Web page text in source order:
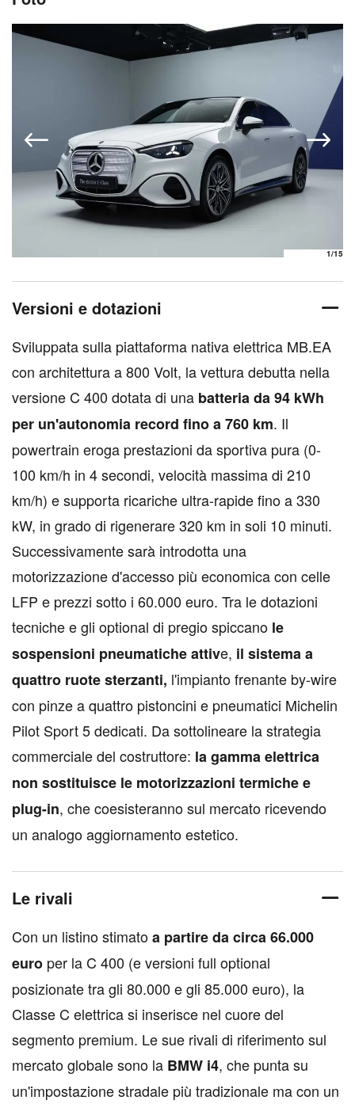
1/15
Versioni e dotazioni
Sviluppata sulla piattaforma nativa elettrica MB.EA
con architettura a 800 Volt, la vettura debutta nella
versione C 400 dotata di una batteria da 94 kWh
per un'autonomia record fino a 760 km. Il
powertrain eroga prestazioni da sportiva pura (0-
100 km/h in 4 secondi, velocità massima di 210
km/h) e supporta ricariche ultra-rapide fino a 330
kW, in grado di rigenerare 320 km in soli 10 minuti.
Successivamente sarà introdotta una
motorizzazione d'accesso più economica con celle
LFP e prezzi sotto i 60.000 euro. Tra le dotazioni
tecniche e gli optional di pregio spiccano le
sospensioni pneumatiche attive, il sistema a
quattro ruote sterzanti, l'impianto frenante by-wire
con pinze a quattro pistoncini e pneumatici Michelin
Pilot Sport 5 dedicati. Da sottolineare la strategia
commerciale del costruttore: la gamma elettrica
non sostituisce le motorizzazioni termiche e
plug-in, che coesisteranno sul mercato ricevendo
un analogo aggiornamento estetico.
Le rivali
Con un listino stimatoa partire da circa 66.000
euro per la C 400 (e versioni full optional
posizionate tra gli 80.000 e gli 85.000 euro), la
Classe C elettrica si inserisce nel cuore del
segmento premium. Le sue rivali di riferimento sul
mercato globale sono la BMW i4, che punta su
un'impostazione stradale più tradizionale ma con un